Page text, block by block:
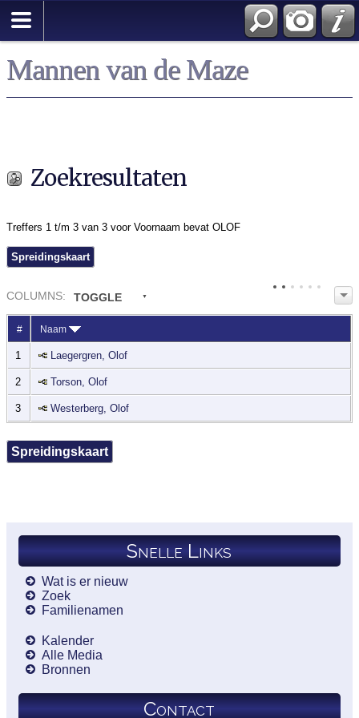
Mannen van de Maze
Zoekresultaten
Treffers 1 t/m 3 van 3 voor Voornaam bevat OLOF
Spreidingskaart
COLUMNS: TOGGLE
# Naam
1 Laegergren, Olof
2 Torson, Olof
3 Westerberg, Olof
Spreidingskaart
Snelle Links
Wat is er nieuw
Zoek
Familienamen
Kalender
Alle Media
Bronnen
Contact